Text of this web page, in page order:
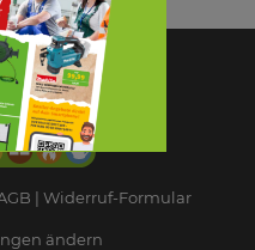
Widerruf-Formular
ändern